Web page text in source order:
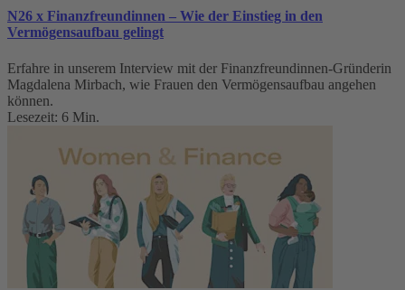
N26 x Finanzfreundinnen – Wie der Einstieg in den
Vermögensaufbau gelingt
Erfahre in unserem Interview mit der Finanzfreundinnen-Gründerin
Magdalena Mirbach, wie Frauen den Vermögensaufbau angehen
können.
Lesezeit: 6 Min.